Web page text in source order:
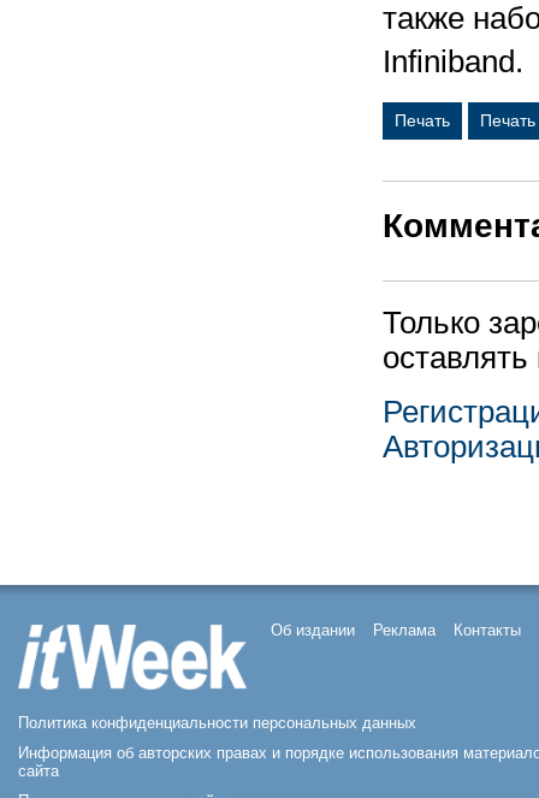
также
Infiniband.
Печать
Только
Об издании Реклама Контакты
Политика конфиденциальности персональных данных
Информация об авторских правах и порядке использования
сайта